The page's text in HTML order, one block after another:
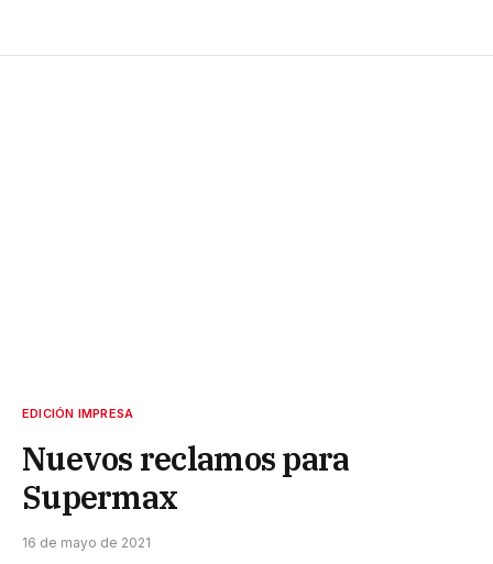
EDICIÓN IMPRESA
Nuevos reclamos para
Supermax
16 de mayo de 2021